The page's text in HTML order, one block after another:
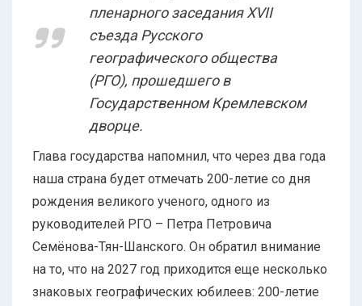
пленарного заседания XVII
съезда Русского
географического общества
(РГО), прошедшего в
Государственном Кремлевском
дворце.
Глава государства напомнил, что через два года
наша страна будет отмечать 200-летие со дня
рождения великого ученого, одного из
руководителей РГО – Петра Петровича
Семёнова-Тян-Шанского. Он обратил внимание
на то, что на 2027 год приходится еще несколько
знаковых географических юбилеев: 200-летие